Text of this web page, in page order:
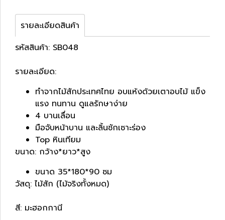
รายละเอียดสินค้า
รหัสสินค้า: SB048
รายละเอียด:
ทำจากไม้สักประเทศไทย อบแห้งด้วยเตาอบไม้ แข็ง
แรง ทนทาน ดูแลรักษาง่าย
4 บานเลื่อน
มือจับหน้าบาน และลิ้นชักเซาะร่อง
Top หินเทียม
ขนาด: กว้าง*ยาว*สูง
ขนาด 35*180*90 ซม
วัสดุ: ไม้สัก (ไม้จริงทั้งหมด)
สี: มะฮอกกานี